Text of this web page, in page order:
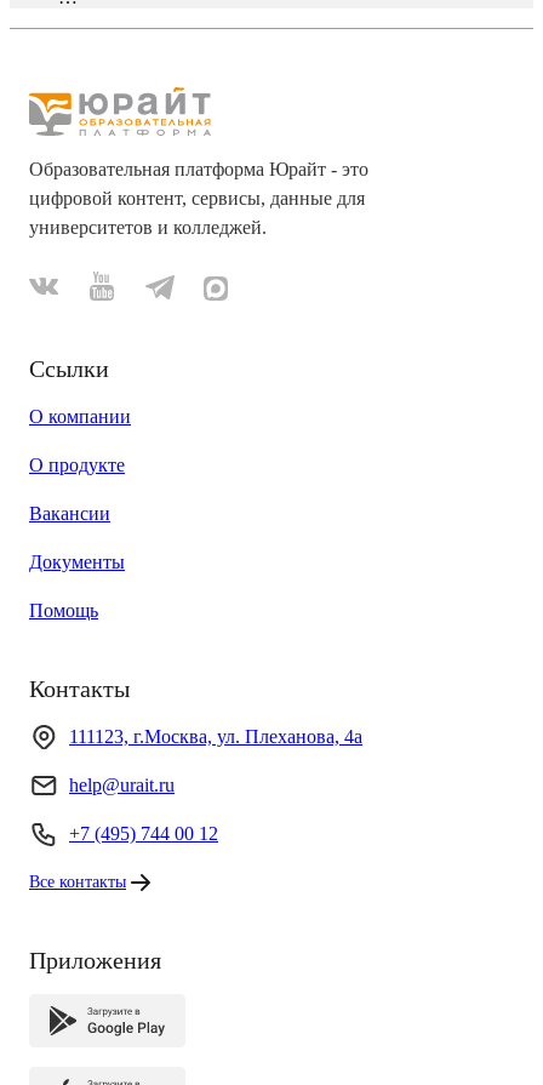
Образовательная платформа Юрайт - это
цифровой контент, сервисы, данные для
университетов и колледжей.
Ссылки
О компании
О продукте
Вакансии
Документы
Помощь
Контакты
111123, г.Москва, ул. Плеханова, 4а
help@urait.ru
+7 (495) 744 00 12
Все контакты
Приложения